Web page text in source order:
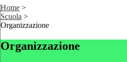
Home >
Scuola >
Organizzazione
Organizzazione